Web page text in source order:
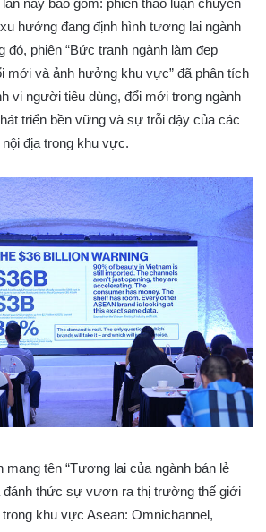
này bao gồm: phiên thảo luận chuyên
hướng đang định hình tương lai ngành
đó, phiên “Bức tranh ngành làm đẹp
mới và ảnh hưởng khu vực” đã phân tích
vi người tiêu dùng, đổi mới trong ngành
triển bền vững và sự trỗi dậy của các
địa trong khu vực.
mang tên “Tương lai của ngành bán lẻ
đánh thức sự vươn ra thị trường thế giới
khu vực Asean: Omnichannel,